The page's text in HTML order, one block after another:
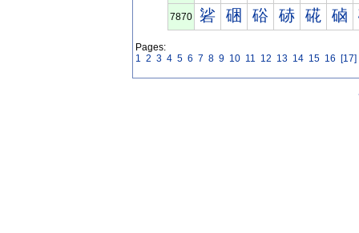
7870 硰 硱 硲 硳 硴 硵
Pages:
1 2 3 4 5 6 7 8 9 10 11 12 13 14 15 16 [17]